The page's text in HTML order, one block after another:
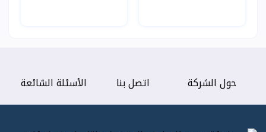
حول الشركة اتصل بنا الأسئلة الشائعة